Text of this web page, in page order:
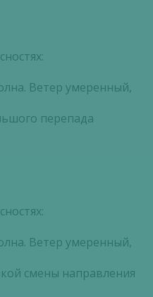
Ветер умеренный,
перепада
Ветер умеренный,
смены направления